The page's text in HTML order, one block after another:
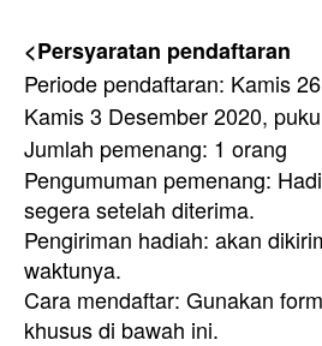
<Persyaratan pendaftaran
Periode pendaftaran: Kamis
Kamis 3 Desember 2020,
Jumlah pemenang: 1 orang
Pengumuman pemenang:
segera setelah diterima.
Pengiriman hadiah: akan
waktunya.
Cara mendaftar: Gunakan
khusus di bawah ini.